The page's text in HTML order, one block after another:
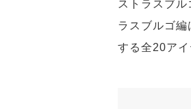
ストラスブ
ラスブルゴ
する全20アイ